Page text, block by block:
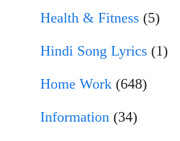
Health & Fitness (5)
Hindi Song Lyrics (1)
Home Work (648)
Information (34)